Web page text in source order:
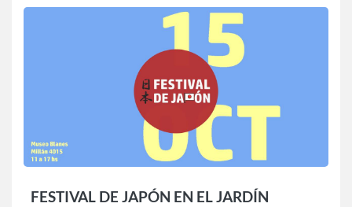
FESTIVAL DE JAPÓN EN EL JARDÍN